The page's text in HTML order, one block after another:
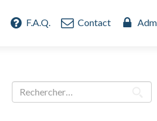
F.A.Q. Contact
Rechercher :